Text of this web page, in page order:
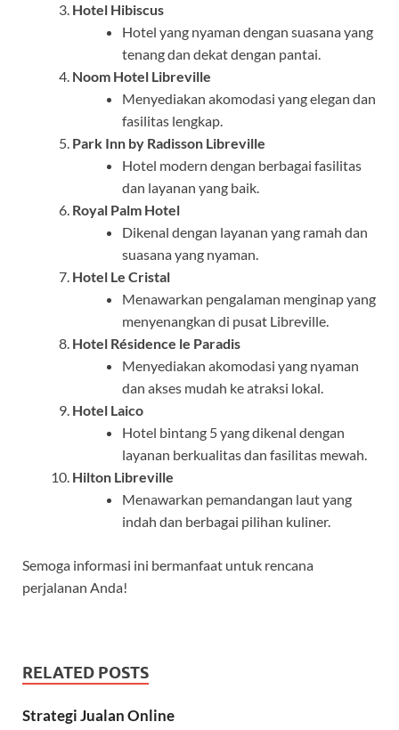
Hotel Hibiscus
Hotel yang nyaman dengan suasana yang
tenang dan dekat dengan pantai.
Noom Hotel Libreville
Menyediakan akomodasi yang elegan dan
fasilitas lengkap.
Park Inn by Radisson Libreville
Hotel modern dengan berbagai fasilitas
dan layanan yang baik.
Royal Palm Hotel
Dikenal dengan layanan yang ramah dan
suasana yang nyaman.
Hotel Le Cristal
Menawarkan pengalaman menginap yang
menyenangkan di pusat Libreville.
Hotel Résidence le Paradis
Menyediakan akomodasi yang nyaman
dan akses mudah ke atraksi lokal.
Hotel Laico
Hotel bintang 5 yang dikenal dengan
layanan berkualitas dan fasilitas mewah.
Hilton Libreville
Menawarkan pemandangan laut yang
indah dan berbagai pilihan kuliner.
Semoga informasi ini bermanfaat untuk rencana
perjalanan Anda!
RELATED POSTS
Strategi Jualan Online